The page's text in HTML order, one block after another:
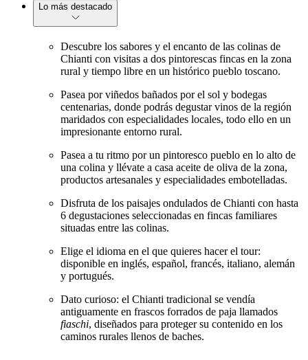
Lo más destacado
Descubre los sabores y el encanto de las colinas de
Chianti con visitas a dos pintorescas fincas en la zona
rural y tiempo libre en un histórico pueblo toscano.
Pasea por viñedos bañados por el sol y bodegas
centenarias, donde podrás degustar vinos de la región
maridados con especialidades locales, todo ello en un
impresionante entorno rural.
Pasea a tu ritmo por un pintoresco pueblo en lo alto de
una colina y llévate a casa aceite de oliva de la zona,
productos artesanales y especialidades embotelladas.
Disfruta de los paisajes ondulados de Chianti con hasta
6 degustaciones seleccionadas en fincas familiares
situadas entre las colinas.
Elige el idioma en el que quieres hacer el tour:
disponible en inglés, español, francés, italiano, alemán
y portugués.
Dato curioso: el Chianti tradicional se vendía
antiguamente en frascos forrados de paja llamados
fiaschi, diseñados para proteger su contenido en los
caminos rurales llenos de baches.